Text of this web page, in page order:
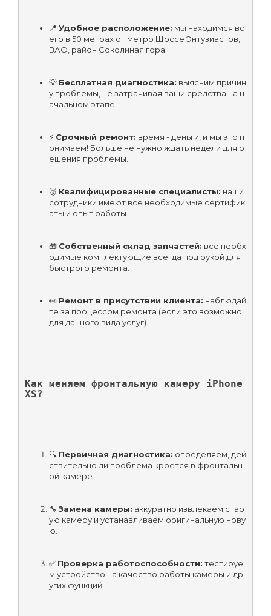
📍 Удобное расположение: мы находимся вс
его в 50 метрах от метро Шоссе Энтузиастов,
ВАО, район Соколиная гора.
💡 Бесплатная диагностика: выясним причин
у проблемы, не затрачивая ваши средства на н
ачальном этапе.
⚡ Срочный ремонт: время - деньги, и мы это п
онимаем! Больше не нужно ждать недели для р
ешения проблемы.
🥇 Квалифицированные специалисты: наши
сотрудники имеют все необходимые сертифик
аты и опыт работы.
🧰 Собственный склад запчастей: все необх
одимые комплектующие всегда под рукой для
быстрого ремонта.
👀 Ремонт в присутствии клиента: наблюдай
те за процессом ремонта (если это возможно
для данного вида услуг).
Как меняем фронтальную камеру iPhone
XS?
🔍 Первичная диагностика: определяем, дей
ствительно ли проблема кроется в фронтальн
ой камере.
🔧 Замена камеры: аккуратно извлекаем стар
ую камеру и устанавливаем оригинальную нову
ю.
✅ Проверка работоспособности: тестируе
м устройство на качество работы камеры и др
угих функций.